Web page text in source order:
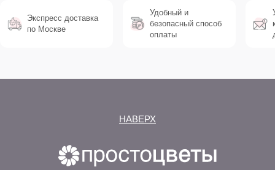
Экспресс доставка
по Москве
Удобный и
безопасный способ
оплаты
НАВЕРХ